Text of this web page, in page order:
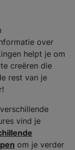
over
helpt je om
creëren die
rest van je
vind je
om je verder